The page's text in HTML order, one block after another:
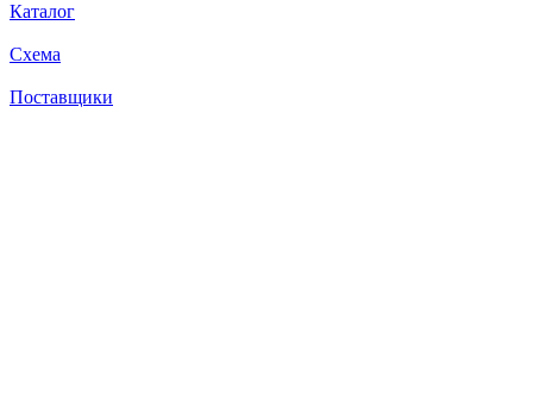
Каталог
Схема
Поставщики